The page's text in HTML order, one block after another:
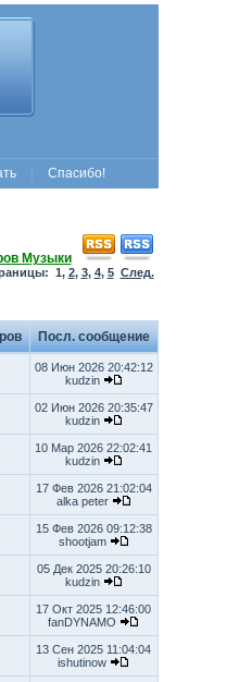
Спасибо!
Музыки
1, 2, 3, 4, 5 След.
Посл. сообщение
08 Июн 2026 20:42:12
kudzin
02 Июн 2026 20:35:47
kudzin
10 Мар 2026 22:02:41
kudzin
17 Фев 2026 21:02:04
alka peter
15 Фев 2026 09:12:38
shootjam
05 Дек 2025 20:26:10
kudzin
17 Окт 2025 12:46:00
fanDYNAMO
13 Сен 2025 11:04:04
ishutinow